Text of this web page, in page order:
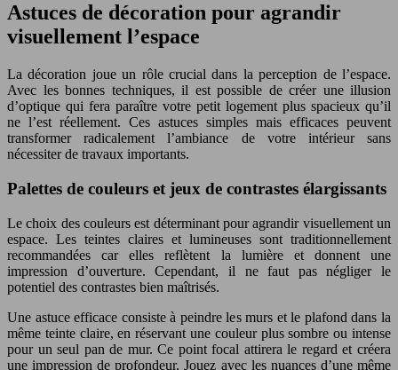
Astuces de décoration pour agrandir
visuellement l’espace
La décoration joue un rôle crucial dans la perception de l’espace.
Avec les bonnes techniques, il est possible de créer une illusion
d’optique qui fera paraître votre petit logement plus spacieux qu’il
ne l’est réellement. Ces astuces simples mais efficaces peuvent
transformer radicalement l’ambiance de votre intérieur sans
nécessiter de travaux importants.
Palettes de couleurs et jeux de contrastes élargissants
Le choix des couleurs est déterminant pour agrandir visuellement un
espace. Les teintes claires et lumineuses sont traditionnellement
recommandées car elles reflètent la lumière et donnent une
impression d’ouverture. Cependant, il ne faut pas négliger le
potentiel des contrastes bien maîtrisés.
Une astuce efficace consiste à peindre les murs et le plafond dans la
même teinte claire, en réservant une couleur plus sombre ou intense
pour un seul pan de mur. Ce point focal attirera le regard et créera
une impression de profondeur. Jouez avec les nuances d’une même